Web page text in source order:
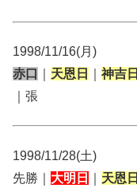
1998/11/16(月)
赤口
天恩日 神吉日
｜張
1998/11/28(土)
先勝｜ 大明日 天恩日